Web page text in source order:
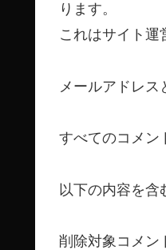
ります。
これはサイト運
メールアドレス
すべてのコメン
以下の内容を含
削除対象コメン